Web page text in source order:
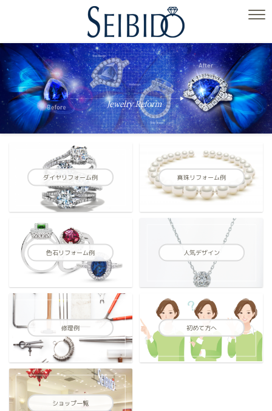
ダイヤリフォーム例 真珠リフォーム例
色石リフォーム例 人気デザイン
修理例 初めて方へ
ショップ一覧